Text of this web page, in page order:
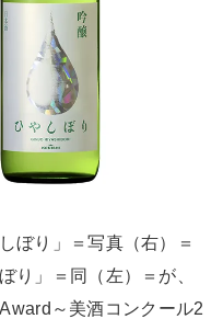
ぼり」＝写真（右）＝
り」＝同（左）＝が、
～美酒コンクール2